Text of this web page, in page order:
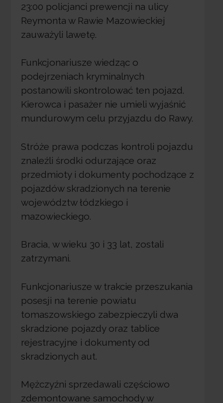
23:00 policjanci prewencji na ulicy
Reymonta w Rawie Mazowieckiej
zauważyli lawetę.
Funkcjonariusze wiedząc o
podejrzeniach kryminalnych
postanowili skontrolować ten pojazd.
Kierowca i pasażer nie umieli wyjaśnić
mundurowym celu przyjazdu do Rawy.
Stróże prawa podczas kontroli pojazdu
znaleźli środki odurzające oraz
przedmioty i dokumenty pochodzące z
pojazdów skradzionych na terenie
województw łódzkiego i
mazowieckiego.
Bracia, w wieku 30 i 33 lat, zostali
zatrzymani.
Funkcjonariusze w trakcie przeszukania
posesji na terenie powiatu
tomaszowskiego zabezpieczyli dwa
skradzione pojazdy oraz tablice
rejestracyjne i dokumenty od
skradzionych aut.
Mężczyźni sprzedawali częściowo
zdemontowane samochody w